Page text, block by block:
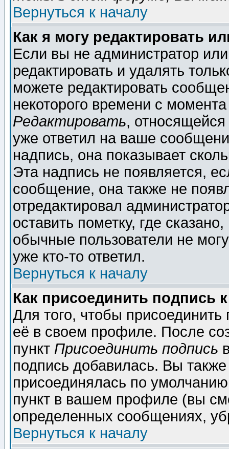
Вернуться к началу
Как я могу редактировать
Если вы не администратор
редактировать и удалять
можете редактировать
некоторого времени с
Редактировать,
уже ответил на ваше
надпись, она показывает
Эта надпись не появляется,
сообщение, она также не
отредактировал
оставить пометку, где
обычные пользователи не
уже кто-то ответил.
Вернуться к началу
Как присоединить подпись
Для того, чтобы
её в своем профиле. После
пункт Присоединить подпись
подпись добавилась. Вы
присоединялась по
пункт в вашем профиле (вы
определенных сообщениях,
Вернуться к началу